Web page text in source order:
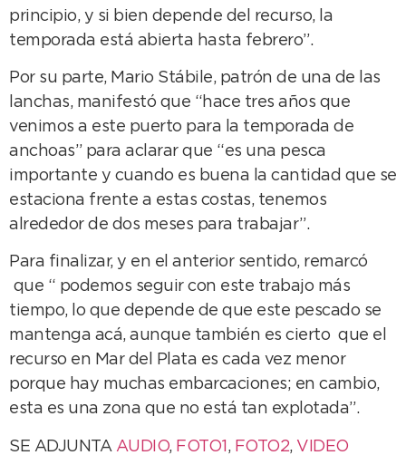
principio, y si bien depende del recurso, la
temporada está abierta hasta febrero”.
Por su parte, Mario Stábile, patrón de una de las
lanchas, manifestó que “hace tres años que
venimos a este puerto para la temporada de
anchoas” para aclarar que “es una pesca
importante y cuando es buena la cantidad que se
estaciona frente a estas costas, tenemos
alrededor de dos meses para trabajar”.
Para finalizar, y en el anterior sentido, remarcó
que “ podemos seguir con este trabajo más
tiempo, lo que depende de que este pescado se
mantenga acá, aunque también es cierto que el
recurso en Mar del Plata es cada vez menor
porque hay muchas embarcaciones; en cambio,
esta es una zona que no está tan explotada”.
SE ADJUNTA AUDIO, FOTO1 , FOTO2, VIDEO